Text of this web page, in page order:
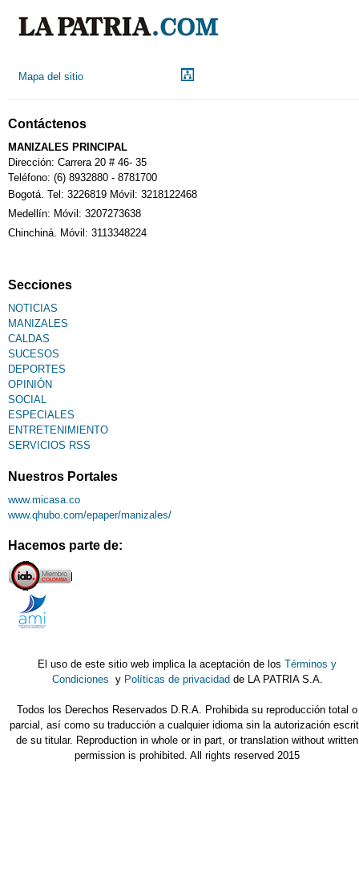
Calendario Tributario
Sudoku
Mapa del sitio
Contáctenos
MANIZALES PRINCIPAL
Dirección: Carrera 20 # 46- 35
Teléfono: (6) 8932880 - 8781700
Bogotá. Tel: 3226819 Móvil: 3218122468
Medellín: Móvil: 3207273638
Chinchiná. Móvil: 3113348224
Secciones
NOTICIAS
MANIZALES
CALDAS
SUCESOS
DEPORTES
OPINIÓN
SOCIAL
ESPECIALES
ENTRETENIMIENTO
SERVICIOS RSS
Nuestros Portales
www.micasa.co
www.qhubo.com/epaper/manizales/
Hacemos parte de:
El uso de este sitio web implica la aceptación de losTérminos y
Condiciones y Políticas de privacidad de LA PATRIA S.A.
Todos los Derechos Reservados D.R.A. Prohibida su reproducción total o
parcial, así como su traducción a cualquier idioma sin la autorización
de su titular. Reproduction in whole or in part, or translation without written
permission is prohibited. All rights reserved 2015